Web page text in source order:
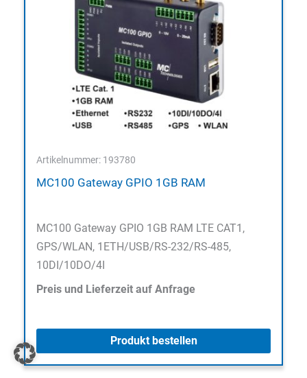
Artikelnummer: 193780
MC100 Gateway GPIO 1GB RAM
MC100 Gateway GPIO 1GB RAM LTE CAT1,
GPS/WLAN, 1ETH/USB/RS-232/RS-485,
10DI/10DO/4I
Preis und Lieferzeit auf Anfrage
Produkt bestellen